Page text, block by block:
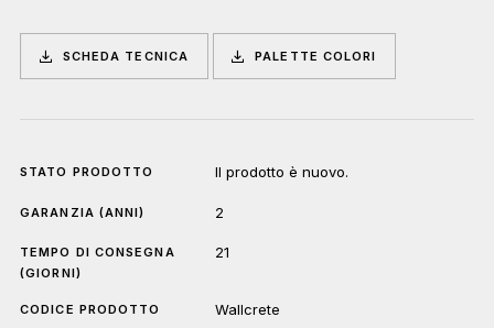
SCHEDA TECNICA PALETTE COLORI
STATO PRODOTTO Il prodotto è nuovo.
GARANZIA (ANNI) 2
TEMPO DI CONSEGNA
(GIORNI)
21
CODICE PRODOTTO Wallcrete